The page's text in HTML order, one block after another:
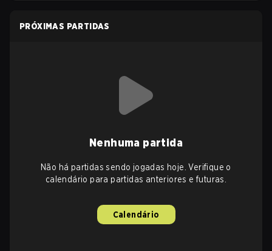
PRÓXIMAS PARTIDAS
Nenhuma partida
Não há partidas sendo jogadas hoje. Verifique o
calendário para partidas anteriores e futuras.
Calendário